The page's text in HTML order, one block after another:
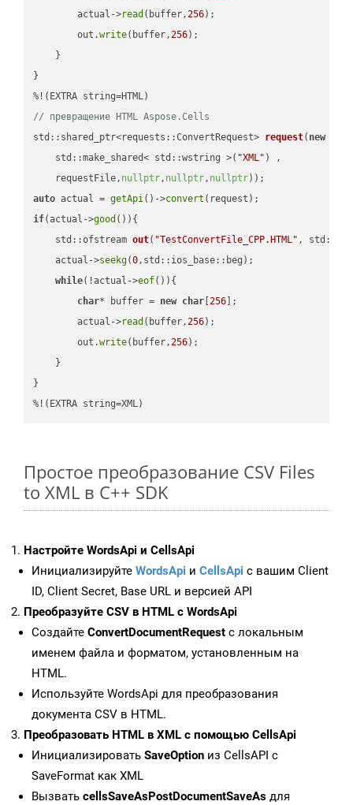
        actual->
read (buffer,256);
        out.
write(buffer,256);
    }
}
// превращение HTML Aspose.Cells
std::shared_ptr<requests::ConvertRequest> request( new
    std::make_shared< std::wstring >(
"XML" ) ,
    requestFile,
nullptr, nullptr, nullptr))
auto actual = getApi()->convert
if(actual->good ()){
std::ofstream out( "TestConvertFile_CPP.HTML" ,
    actual->
seekg(0,std::ios_base::beg);
while(!actual->eof()){
char* buffer = new char [256 ];
        actual->
read (buffer,256);
        out.
write(buffer,256);
    }
}
%!(EXTRA string=XML)
Простое преобразование CSV Files
to XML в C++ SDK
Настройте WordsApi и CellsApi
Инициализируйте WordsApi и CellsApi с вашим Client
ID, Client Secret, Base URL и версией API
Преобразуйте CSV в HTML с WordsApi
Создайте ConvertDocumentRequest с локальным
именем файла и форматом, установленным на
HTML.
Используйте WordsApi для преобразования
документа CSV в HTML.
Преобразовать HTML в XML с помощью CellsApi
Инициализировать SaveOption из CellsAPI с
SaveFormat как XML
Вызвать cellsSaveAsPostDocumentSaveAs для